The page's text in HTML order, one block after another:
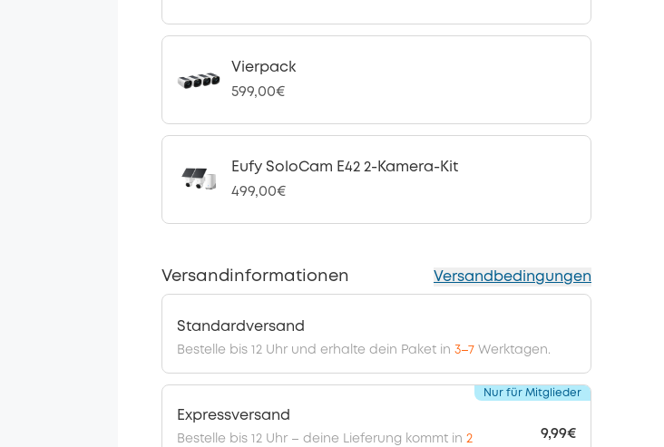
Vierpack
599,00€
Eufy SoloCam E42 2-Kamera-Kit
499,00€
Versandinformationen Versandbedingungen
Standardversand
Bestelle bis 12 Uhr und erhalte dein Paket in 3–7Werktagen.
Expressversand
Bestelle bis 12 Uhr – deine Lieferung kommt in 2
9,99€
Nur für Mitglieder